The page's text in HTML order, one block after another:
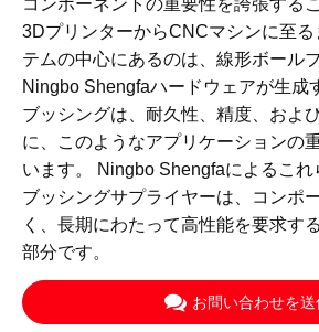
コンポーネントの重要性を誇張する
3DプリンターからCNCマシンに至る
テムの中心にあるのは、線形ボール
Ningbo Shengfaハードウェアが生成
ブッシングは、耐久性、精度、およ
に、このようなアプリケーションの
います。 Ningbo Shengfaによるこ
ブッシングサプライヤーは、コンポ
く、長期にわたって高性能を要求す
部分です。
お問い合わせを送